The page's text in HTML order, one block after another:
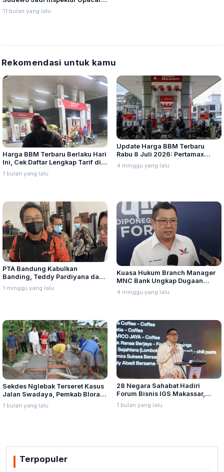
HUT RI di Pati, Buntut Aksi
Massa?
11 bulan yang lalu
Rekomendasi untuk kamu
Harga BBM Terbaru Berlaku Hari
Ini, Cek Daftar Lengkap Tarif di
Seluruh Indonesia
1 bulan yang lalu
Update Harga BBM Terbaru
Rabu 8 Juli 2026: Pertamax
Turbo, Dexlite, dan Pertamina
Dex Turun
4 minggu yang lalu
PTA Bandung Kabulkan
Banding, Teddy Pardiyana dan
Bintang Ditetapkan Ahli Waris
Lina Jubaedah
1 minggu yang lalu
Kuasa Hukum Branch Manager
MNC Bank Ungkap Dugaan
Penganiayaan oleh Hary Tanoe
di MNC Towe
4 minggu yang lalu
Sekdes Nglebak Terseret Kasus
Jalan Swadaya, Pemkab Blora
Sebut Pendampingan Hukum
Bukan Kewenangannya
1 bulan yang lalu
28 Negara Sahabat Hadiri
Forum Bisnis IGS Makassar,
Munafri Tawarkan Investasi
Stadion Untia
1 bulan yang lalu
Terpopuler